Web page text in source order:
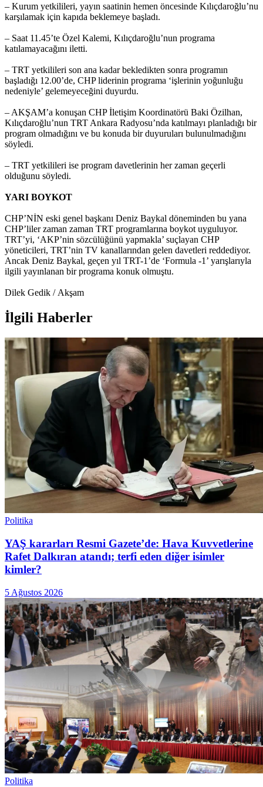
– Kurum yetkilileri, yayın saatinin hemen öncesinde Kılıçdaroğlu’nu
karşılamak için kapıda beklemeye başladı.
– Saat 11.45’te Özel Kalemi, Kılıçdaroğlu’nun programa
katılamayacağını iletti.
– TRT yetkilileri son ana kadar bekledikten sonra programın
başladığı 12.00’de, CHP liderinin programa ‘işlerinin yoğunluğu
nedeniyle’ gelemeyeceğini duyurdu.
– AKŞAM’a konuşan CHP İletişim Koordinatörü Baki Özilhan,
Kılıçdaroğlu’nun TRT Ankara Radyosu’nda katılmayı planladığı bir
program olmadığını ve bu konuda bir duyuruları bulunulmadığını
söyledi.
– TRT yetkilileri ise program davetlerinin her zaman geçerli
olduğunu söyledi.
YARI BOYKOT
CHP’NİN eski genel başkanı Deniz Baykal döneminden bu yana
CHP’liler zaman zaman TRT programlarına boykot uyguluyor.
TRT’yi, ‘AKP’nin sözcülüğünü yapmakla’ suçlayan CHP
yöneticileri, TRT’nin TV kanallarından gelen davetleri reddediyor.
Ancak Deniz Baykal, geçen yıl TRT-1’de ‘Formula -1’ yarışlarıyla
ilgili yayınlanan bir programa konuk olmuştu.
Dilek Gedik / Akşam
İlgili Haberler
Politika
YAŞ kararları Resmi Gazete’de: Hava Kuvvetlerine
Rafet Dalkıran atandı; terfi eden diğer isimler
kimler?
5 Ağustos 2026
Politika